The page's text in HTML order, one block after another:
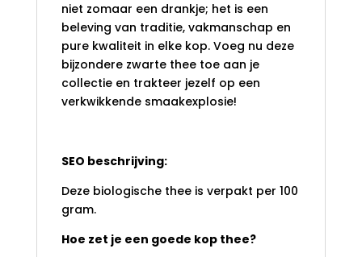
niet zomaar een drankje; het is een
beleving van traditie, vakmanschap en
pure kwaliteit in elke kop. Voeg nu deze
bijzondere zwarte thee toe aan je
collectie en trakteer jezelf op een
verkwikkende smaakexplosie!
SEO beschrijving:
Deze biologische thee is verpakt per 100
gram.
Hoe zet je een goede kop thee?